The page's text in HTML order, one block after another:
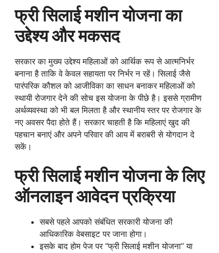
फ्री सिलाई मशीन योजना का
उद्देश्य और मकसद
सरकार का मुख्य उद्देश्य महिलाओं को आर्थिक रूप से आत्मनिर्भर
बनाना है ताकि वे केवल सहायता पर निर्भर न रहें। सिलाई जैसे
पारंपरिक कौशल को आजीविका का साधन बनाकर महिलाओं को
स्थायी रोजगार देने की सोच इस योजना के पीछे है। इससे ग्रामीण
अर्थव्यवस्था को भी बल मिलता है और स्थानीय स्तर पर रोजगार के
नए अवसर पैदा होते हैं। सरकार चाहती है कि महिलाएं खुद की
पहचान बनाएं और अपने परिवार की आय में बराबरी से योगदान दे
सकें।
फ्री सिलाई मशीन योजना के लिए
ऑनलाइन आवेदन प्रक्रिया
सबसे पहले आपको संबंधित सरकारी योजना की
आधिकारिक वेबसाइट पर जाना होगा।
इसके बाद होम पेज पर “फ्री सिलाई मशीन योजना” या